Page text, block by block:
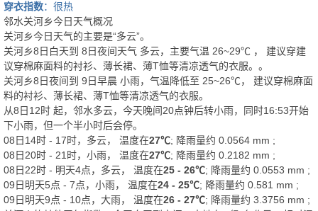
穿衣指数：很热
邻水关河乡今日天气概况
关河乡今日天气的主要是“多云”。
关河乡8日白天到 8日夜间天气 多云，主要气温 26~29℃ ， 建议穿建
议穿棉麻面料的衬衫、薄长裙、薄T恤等清凉透气的衣服。 。
关河乡8日夜间到 9日早晨 小雨，气温降低至 25~26℃， 建议穿棉麻面
料的衬衫、薄长裙、薄T恤等清凉透气的衣服。
从8日12时 起，邻水多云，今天晚间20点钟后转小雨，同时16:53开始
下小雨，但一个半小时后会停。
08日14时 - 17时，多云， 温度在27℃; 降雨量约 0.0564 mm ;
08日20时 - 21时，小雨， 温度在27℃; 降雨量约 0.2182 mm ;
08日22时 - 明天4点，多云， 温度在25 - 26℃; 降雨量约 0.0553 mm ;
09日明天5点 - 7点，小雨， 温度在24 - 25℃; 降雨量约 0.581 mm ;
09日明天9点 - 10点，大雨， 温度在26 - 27℃; 降雨量约 3.3756 mm ;